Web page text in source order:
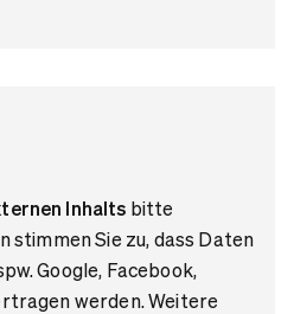
Inhalts bitte
stimmen Sie zu, dass Daten
Google, Facebook,
werden. Weitere